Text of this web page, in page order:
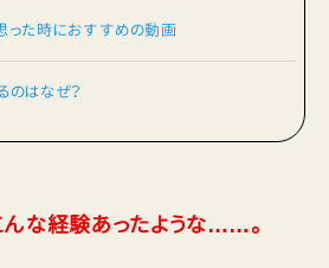
った時におすすめの動画
のはなぜ？
んな経験あったような……。